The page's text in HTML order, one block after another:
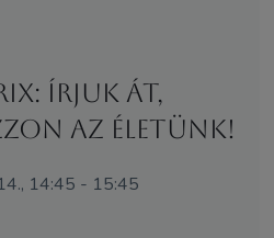
írjuk át,
az életünk!
14:45 - 15:45